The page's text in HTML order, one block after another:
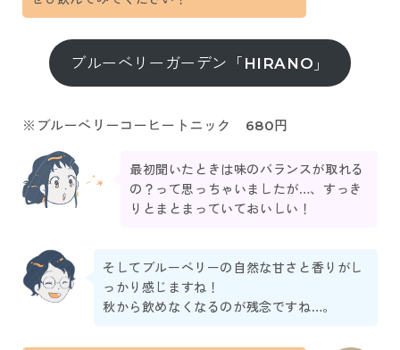
ブルーベリーガーデン「HIRANO」
※ブルーベリーコーヒートニック 680円
最初聞いたときは味のバランスが取れる
の？って思っちゃいましたが…、すっき
りとまとまっていておいしい！
そしてブルーベリーの自然な甘さと香りがし
っかり感じますね！
秋から飲めなくなるのが残念ですね…。